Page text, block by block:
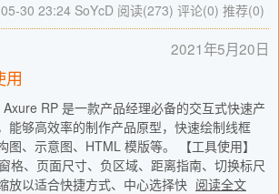
30 23:24 SoYcD 阅读(273) 评论(0) 推荐(0)
2021年5月20日
用
RP 是一款产品经理必备的交互式快速产
能够高效率的制作产品原型，快速绘制线框
图、示意图、HTML 模版等。 【工具使用】
格、页面尺寸、负区域、距离指南、切换标尺
放以适合快捷方式、中心选择快 阅读全文